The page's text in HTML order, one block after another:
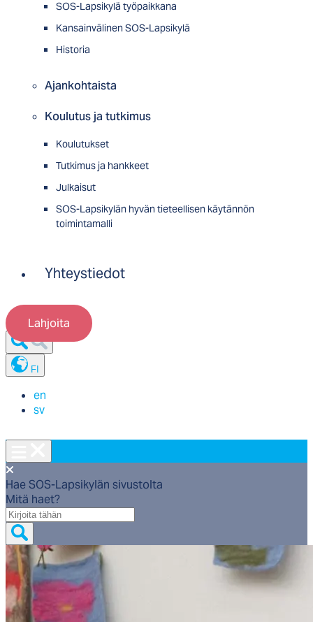
SOS-Lapsikylä työpaikkana
Kansainvälinen SOS-Lapsikylä
Historia
Ajankohtaista
Koulutus ja tutkimus
Koulutukset
Tutkimus ja hankkeet
Julkaisut
SOS-Lapsikylän hyvän tieteellisen käytännön
toimintamalli
Yhteystiedot
Lahjoita
FI
en
sv
Hae SOS-Lapsikylän sivustolta
Mitä haet?
Mitä
haet?